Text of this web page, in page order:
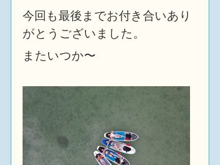
今回も最後までお付き合いあり
がとうございました。
またいつか〜